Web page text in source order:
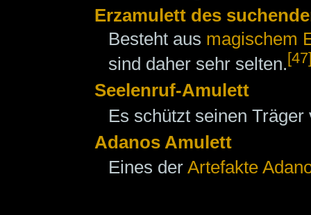
Erzamulett des
Besteht aus magischem
sind daher sehr selten.
Seelenruf-Amulett
Es schützt seinen
Adanos Amulett
Eines der Artefakte